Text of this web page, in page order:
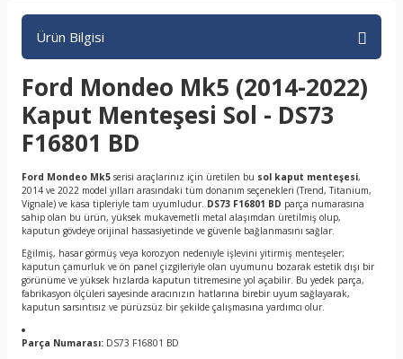
Ürün Bilgisi
Ford Mondeo Mk5 (2014-2022)
Kaput Menteşesi Sol - DS73
F16801 BD
Ford Mondeo Mk5 serisi araçlarınız için üretilen bu sol kaput menteşesi,
2014 ve 2022 model yılları arasındaki tüm donanım seçenekleri (Trend, Titanium,
Vignale) ve kasa tipleriyle tam uyumludur. DS73 F16801 BD parça numarasına
sahip olan bu ürün, yüksek mukavemetli metal alaşımdan üretilmiş olup,
kaputun gövdeye orijinal hassasiyetinde ve güvenle bağlanmasını sağlar.
Eğilmiş, hasar görmüş veya korozyon nedeniyle işlevini yitirmiş menteşeler;
kaputun çamurluk ve ön panel çizgileriyle olan uyumunu bozarak estetik dışı bir
görünüme ve yüksek hızlarda kaputun titremesine yol açabilir. Bu yedek parça,
fabrikasyon ölçüleri sayesinde aracınızın hatlarına birebir uyum sağlayarak,
kaputun sarsıntısız ve pürüzsüz bir şekilde çalışmasına yardımcı olur.
Parça Numarası: DS73 F16801 BD